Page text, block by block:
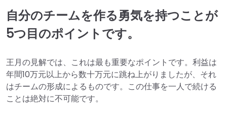
自分のチームを作る勇気を持つことが
5つ目のポイントです。
王月の見解では、これは最も重要なポイントです。利益は
年間10万元以上から数十万元に跳ね上がりましたが、それ
はチームの形成によるものです。この仕事を一人で続ける
ことは絶対に不可能です。